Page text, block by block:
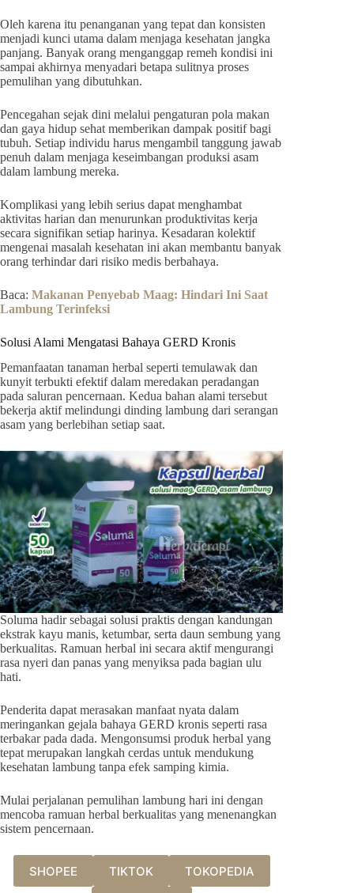
Oleh karena itu penanganan yang tepat dan konsisten
menjadi kunci utama dalam menjaga kesehatan jangka
panjang. Banyak orang menganggap remeh kondisi ini
sampai akhirnya menyadari betapa sulitnya proses
pemulihan yang dibutuhkan.
Pencegahan sejak dini melalui pengaturan pola makan
dan gaya hidup sehat memberikan dampak positif bagi
tubuh. Setiap individu harus mengambil tanggung jawab
penuh dalam menjaga keseimbangan produksi asam
dalam lambung mereka.
Komplikasi yang lebih serius dapat menghambat
aktivitas harian dan menurunkan produktivitas kerja
secara signifikan setiap harinya. Kesadaran kolektif
mengenai masalah kesehatan ini akan membantu banyak
orang terhindar dari risiko medis berbahaya.
Baca: Makanan Penyebab Maag: Hindari Ini Saat
Lambung Terinfeksi
Solusi Alami Mengatasi Bahaya GERD Kronis
Pemanfaatan tanaman herbal seperti temulawak dan
kunyit terbukti efektif dalam meredakan peradangan
pada saluran pencernaan. Kedua bahan alami tersebut
bekerja aktif melindungi dinding lambung dari serangan
asam yang berlebihan setiap saat.
Soluma hadir sebagai solusi praktis dengan kandungan
ekstrak kayu manis, ketumbar, serta daun sembung yang
berkualitas. Ramuan herbal ini secara aktif mengurangi
rasa nyeri dan panas yang menyiksa pada bagian ulu
hati.
Penderita dapat merasakan manfaat nyata dalam
meringankan gejala bahaya GERD kronis seperti rasa
terbakar pada dada. Mengonsumsi produk herbal yang
tepat merupakan langkah cerdas untuk mendukung
kesehatan lambung tanpa efek samping kimia.
Mulai perjalanan pemulihan lambung hari ini dengan
mencoba ramuan herbal berkualitas yang menenangkan
sistem pencernaan.
SHOPEE TIKTOK TOKOPEDIA